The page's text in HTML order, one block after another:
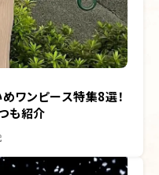
ワンピース特集8選！
も紹介